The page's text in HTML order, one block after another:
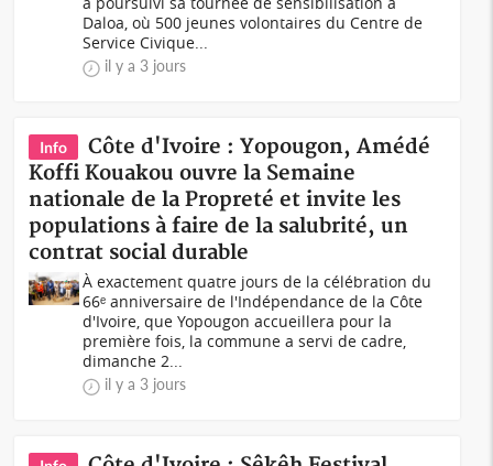
Daloa, où 500 jeunes volontaires du Centre de
Service Civique...
il y a 3 jours
Info
Côte d'Ivoire : Yopougon, Amédé
Koffi Kouakou ouvre la Semaine
nationale de la Propreté et invite les
populations à faire de la salubrité, un
contrat social durable
À exactement quatre jours de la célébration du
66ᵉ anniversaire de l'Indépendance de la Côte
d'Ivoire, que Yopougon accueillera pour la
première fois, la commune a servi de cadre,
dimanche 2...
il y a 3 jours